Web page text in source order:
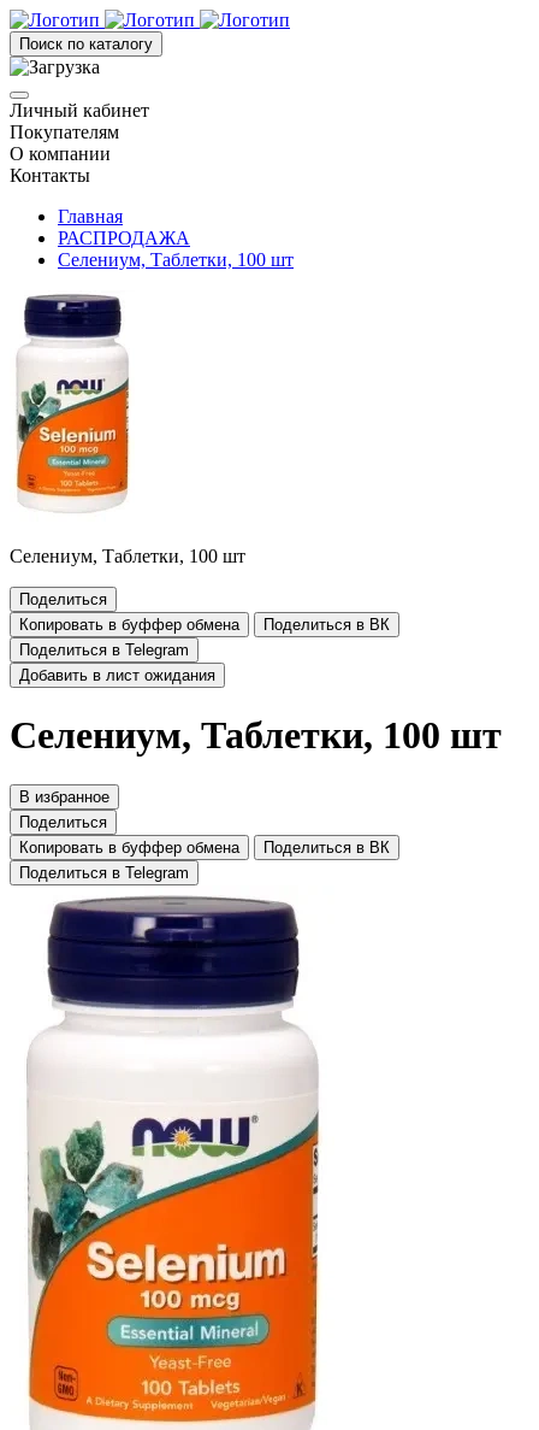
Поиск по каталогу
Личный кабинет
Покупателям
О компании
Контакты
Главная
РАСПРОДАЖА
Селениум, Таблетки, 100 шт
Селениум, Таблетки, 100 шт
Поделиться
Копировать в буффер обмена
Поделиться в ВК
Поделиться в Telegram
Добавить в лист ожидания
Селениум, Таблетки, 100 шт
В избранное
Поделиться
Копировать в буффер обмена
Поделиться в ВК
Поделиться в Telegram